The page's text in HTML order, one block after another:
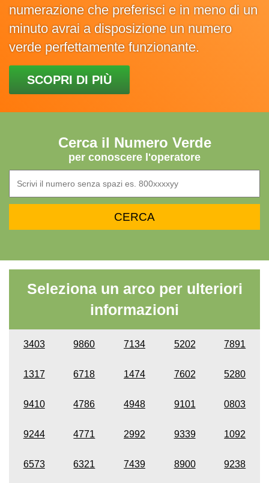
numerazione che preferisci e in meno di un
minuto avrai a disposizione un numero
verde perfettamente funzionante.
SCOPRI DI PIÙ
Cerca il Numero Verde
per conoscere l'operatore
Seleziona un arco per ulteriori
informazioni
3403 9860 7134 5202 7891
1317 6718 1474 7602 5280
9410 4786 4948 9101 0803
9244 4771 2992 9339 1092
6573 6321 7439 8900 9238